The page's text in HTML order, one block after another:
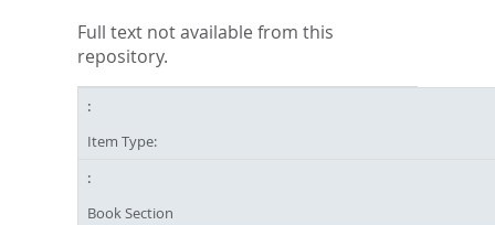
Full text not available from this
repository.
Item Type:
Book Section